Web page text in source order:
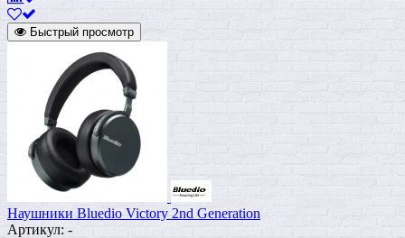
Быстрый просмотр
Наушники Bluedio Victory 2nd Generation
Артикул: -